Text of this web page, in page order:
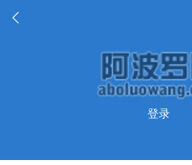
登录